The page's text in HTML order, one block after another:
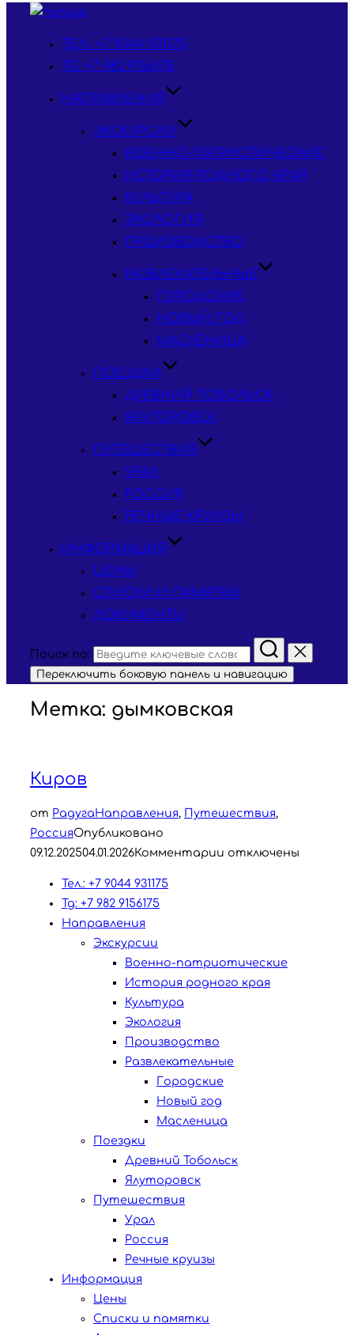
ТЕЛ.: +7 9044 931175
TG: +7 982 9156175
НАПРАВЛЕНИЯ
ЭКСКУРСИИ
ВОЕННО-ПАТРИОТИЧЕСКИЕ
ИСТОРИЯ РОДНОГО КРАЯ
КУЛЬТУРА
ЭКОЛОГИЯ
ПРОИЗВОДСТВО
РАЗВЛЕКАТЕЛЬНЫЕ
ГОРОДСКИЕ
НОВЫЙ ГОД
МАСЛЕНИЦА
ПОЕЗДКИ
ДРЕВНИЙ ТОБОЛЬСК
ЯЛУТОРОВСК
ПУТЕШЕСТВИЯ
УРАЛ
РОССИЯ
РЕЧНЫЕ КРУИЗЫ
ИНФОРМАЦИЯ
ЦЕНЫ
СПИСКИ И ПАМЯТКИ
ДОКУМЕНТЫ
Поиск по:
Переключить боковую панель и навигацию
Метка: дымковская
Киров
от РадугаНаправления, Путешествия,
РоссияОпубликовано
09.12.202504.01.2026Комментарии отключены
Тел.: +7 9044 931175
Tg: +7 982 9156175
Направления
Экскурсии
Военно-патриотические
История родного края
Культура
Экология
Производство
Развлекательные
Городские
Новый год
Масленица
Поездки
Древний Тобольск
Ялуторовск
Путешествия
Урал
Россия
Речные круизы
Информация
Цены
Списки и памятки